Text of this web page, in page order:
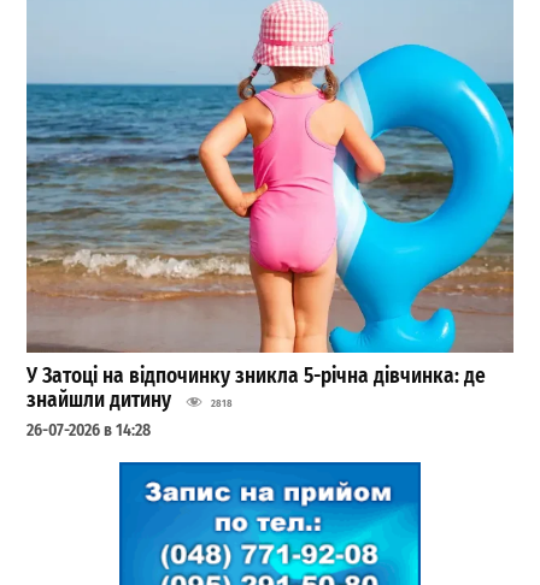
У Затоці на відпочинку зникла 5-річна дівчинка: де
знайшли дитину
2818
26-07-2026 в 14:28